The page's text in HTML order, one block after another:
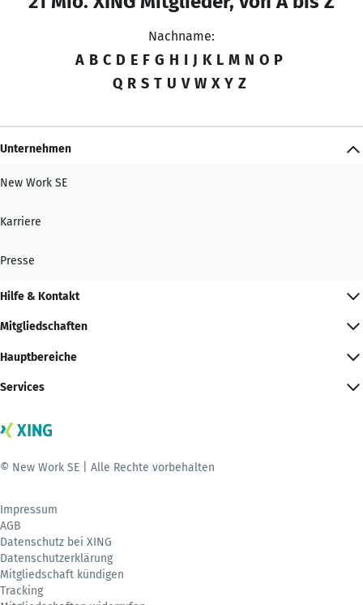
Nachname:
A B C D E F G H I J K L M N O P
Q R S T U V W X Y Z
Unternehmen
New Work SE
Karriere
Presse
Hilfe & Kontakt
Mitgliedschaften
Hauptbereiche
Services
© New Work SE | Alle Rechte vorbehalten
Impressum
AGB
Datenschutz bei XING
Datenschutzerklärung
Mitgliedschaft kündigen
Tracking